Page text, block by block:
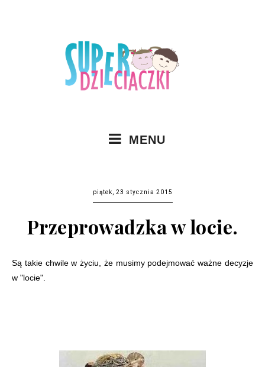
MENU
piątek, 23 stycznia 2015
Przeprowadzka w locie.
Są takie chwile w życiu, że musimy podejmować ważne decyzje
w "locie".